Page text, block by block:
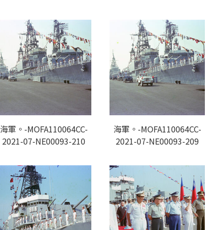
海軍。-MOFA110064CC-
2021-07-NE00093-210
海軍。-MOFA110064CC-
2021-07-NE00093-209